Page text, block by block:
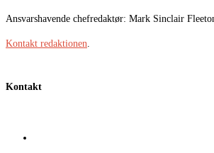
Ansvarshavende chefredaktør: Mark Sinclair
Kontakt redaktionen
Kontakt